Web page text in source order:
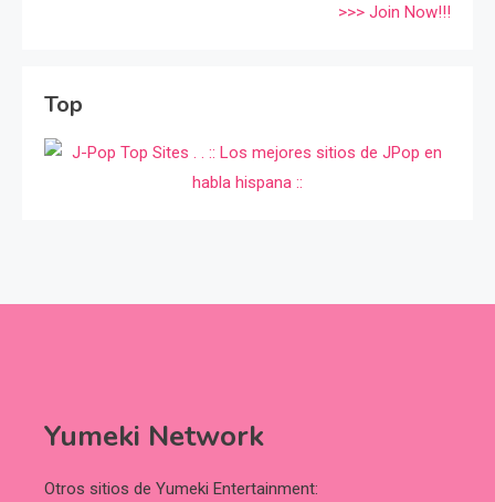
>>> Join Now!!!
Top
Yumeki Network
Otros sitios de Yumeki Entertainment: